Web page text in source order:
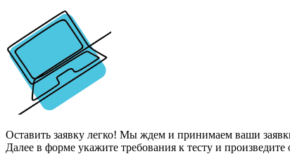
Оставить заявку легко! Мы ждем и принимаем ваши
Далее в форме укажите требования к тесту и произведите